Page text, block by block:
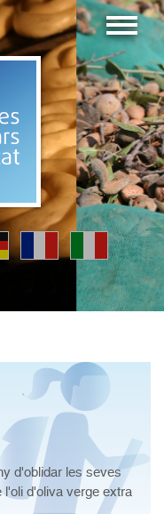
d'oblidar les seves
d'oliva verge extra